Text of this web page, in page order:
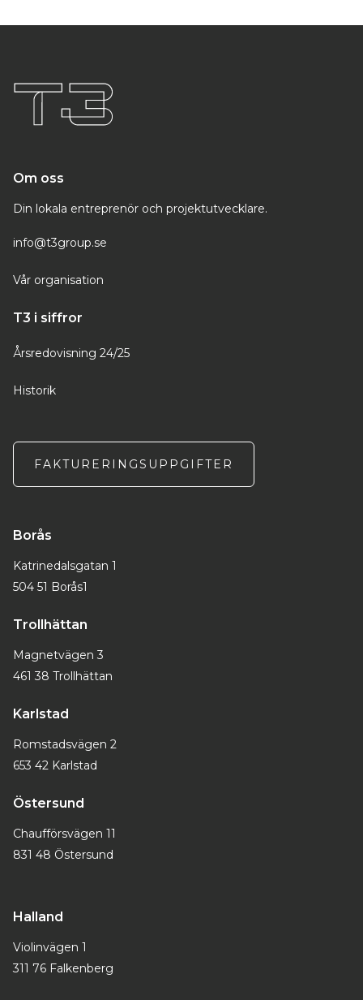
Om oss
Din lokala entreprenör och projektutvecklare.
info@t3group.se
Vår organisation
T3 i siffror
Årsredovisning 24/25
Historik
FAKTURERINGSUPPGIFTER
Borås
Katrinedalsgatan 1
504 51 Borås1
Trollhättan
Magnetvägen 3
461 38 Trollhättan
Karlstad
Romstadsvägen 2
653 42 Karlstad
Östersund
Chaufförsvägen 11
831 48 Östersund
Halland
Violinvägen 1
311 76 Falkenberg